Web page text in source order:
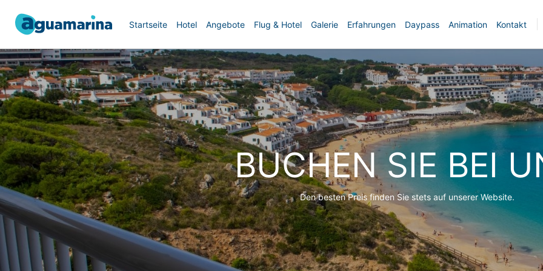
Startseite Hotel Angebote Flug & Hotel Galerie Erfahrungen Daypass Animation Kontakt
BUCHEN SIE BEI
Den besten Preis finden Sie stets auf unserer Website.